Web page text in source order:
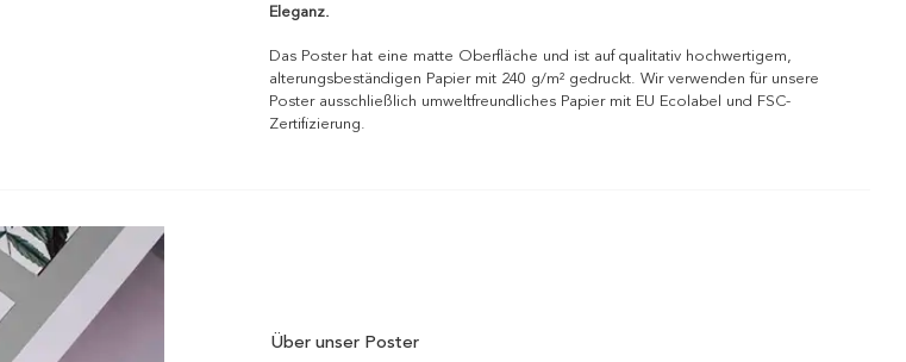
Eleganz.
Das Poster hat eine matte Oberfläche und ist auf qualitativ hochwertigem,
alterungsbeständigen Papier mit 240 g/m² gedruckt. Wir verwenden für unsere
Poster ausschließlich umweltfreundliches Papier mit EU Ecolabel und FSC-
Zertifizierung.
Über unser Poster